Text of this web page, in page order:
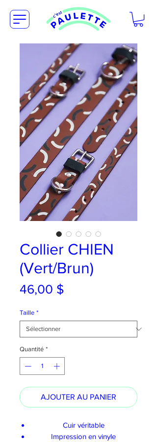
Collier CHIEN
(Vert/Brun)
46,00 $Prix
Taille *
Quantité *
AJOUTER AU PANIER
Cuir véritable
Impression en vinyle